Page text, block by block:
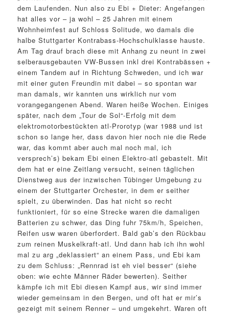
dem Laufenden. Nun also zu Ebi + Dieter: Angefangen
hat alles vor – ja wohl – 25 Jahren mit einem
Wohnheimfest auf Schloss Solitude, wo damals die
halbe Stuttgarter Kontrabass-Hochschulklasse hauste.
Am Tag drauf brach diese mit Anhang zu neunt in zwei
selberausgebauten VW-Bussen inkl drei Kontrabässen +
einem Tandem auf in Richtung Schweden, und ich war
mit einer guten Freundin mit dabei – so spontan war
man damals, wir kannten uns wirklich nur vom
vorangegangenen Abend. Waren heiße Wochen. Einiges
später, nach dem „Tour de Sol“-Erfolg mit dem
elektromotorbestückten atl-Prorotyp (war 1988 und ist
schon so lange her, dass davon hier noch nie die Rede
war, das kommt aber auch mal noch mal, ich
versprech’s) bekam Ebi einen Elektro-atl gebastelt. Mit
dem hat er eine Zeitlang versucht, seinen täglichen
Dienstweg aus der inzwischen Tübinger Umgebung zu
einem der Stuttgarter Orchester, in dem er seither
spielt, zu überwinden. Das hat nicht so recht
funktioniert, für so eine Strecke waren die damaligen
Batterien zu schwer, das Ding fuhr 75km/h, Speichen,
Reifen usw waren überfordert. Bald gab’s den Rückbau
zum reinen Muskelkraft-atl. Und dann hab ich ihn wohl
mal zu arg „deklassiert“ an einem Pass, und Ebi kam
zu dem Schluss: „Rennrad ist eh viel besser“ (siehe
oben: wie echte Männer Räder bewerten). Seither
kämpfe ich mit Ebi diesen Kampf aus, wir sind immer
wieder gemeinsam in den Bergen, und oft hat er mir’s
gezeigt mit seinem Renner – und umgekehrt. Waren oft